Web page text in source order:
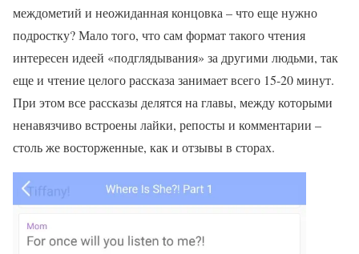
междометий и неожиданная концовка – что еще нужно
подростку? Мало того, что сам формат такого чтения
интересен идеей «подглядывания» за другими людьми, так
еще и чтение целого рассказа занимает всего 15-20 минут.
При этом все рассказы делятся на главы, между которыми
ненавязчиво встроены лайки, репосты и комментарии –
столь же восторженные, как и отзывы в сторах.